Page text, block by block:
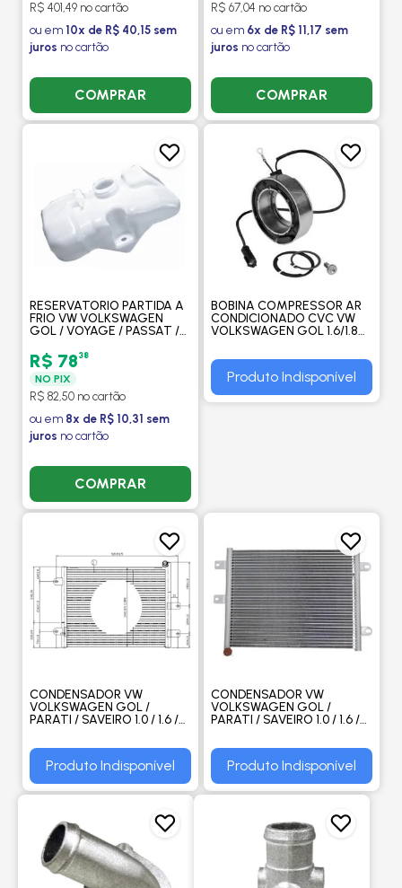
R$ 401,49 no cartão
ou em 10x de R$ 40,15 sem
juros no cartão
COMPRAR
R$ 67,04 no cartão
ou em 6x de R$ 11,17 sem
juros no cartão
COMPRAR
RESERVATORIO PARTIDA A
FRIO VW VOLKSWAGEN
GOL / VOYAGE / PASSAT /
A FRIO - GONEL
R$ 7838
NO PIX
R$ 82,50 no cartão
ou em 8x de R$ 10,31 sem
juros no cartão
COMPRAR
BOBINA COMPRESSOR AR
CONDICIONADO CVC VW
VOLKSWAGEN GOL 1.6/1.8
1.6/1.8/2.0 2004 A 2009 -
DELPHIProduto Indisponível
CONDENSADOR VW
VOLKSWAGEN GOL /
PARATI / SAVEIRO 1.0 / 1.6 /
MANUAL - M. MARELLI
Produto Indisponível
CONDENSADOR VW
VOLKSWAGEN GOL /
PARATI / SAVEIRO 1.0 / 1.6 /
MANUAL - VALEO
Produto Indisponível